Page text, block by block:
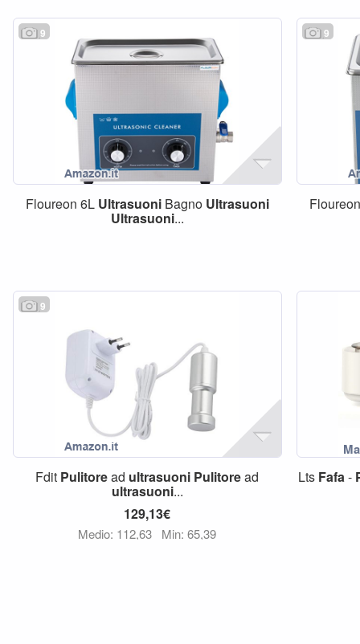
9
Floureon 6L UltrasuoniBagno Ultrasuoni
Ultrasuoni...
9
9
Fdit Pulitoread ultrasuoni Pulitoread
ultrasuoni...
129,13€
Medio: 112,63 Min: 65,39
Lts Fafa-